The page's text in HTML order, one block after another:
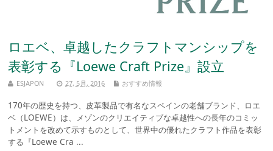
ロエベ、卓越したクラフトマンシップを
表彰する『Loewe Craft Prize』設立
ESJAPON 27, 5月, 2016 おすすめ情報
170年の歴史を持つ、皮革製品で有名なスペインの老舗ブランド、ロエ
ベ（LOEWE）は、メゾンのクリエイティブな卓越性への長年のコミッ
トメントを改めて示すものとして、世界中の優れたクラフト作品を表彰
する『Loewe Cra ...